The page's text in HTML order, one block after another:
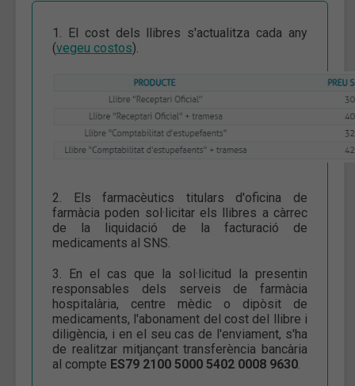
1. El cost dels llibres s'actualitza cada any
(vegeu costos).
2. Els farmacèutics titulars d'oficina de
farmàcia poden sol·licitar els llibres a càrrec
de la liquidació de la facturació de
medicaments al SNS.
3. En el cas que la sol·licitud la presentin
responsables dels serveis de farmàcia
hospitalària, centre mèdic o dipòsit de
medicaments, l'abonament del cost del llibre i
diligència, i en el seu cas de l'enviament, s'ha
de realitzar mitjançant transferència bancària
al compte ES79 2100 5000 5402 0008 9630.